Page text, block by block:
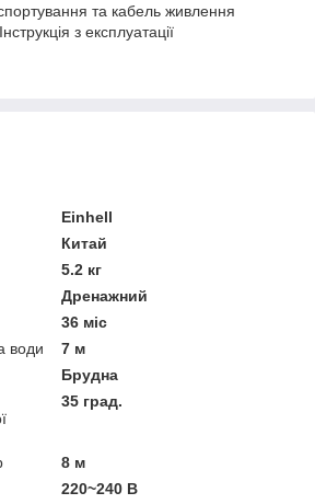
та кабель живлення
з експлуатації
Einhell
Китай
5.2 кг
Дренажний
36 міс
води
7 м
Брудна
35 град.
8 м
220~240 В